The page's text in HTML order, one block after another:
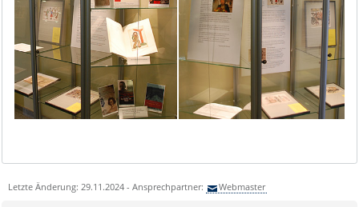
Letzte Änderung: 29.11.2024 - Ansprechpartner: Webmaster